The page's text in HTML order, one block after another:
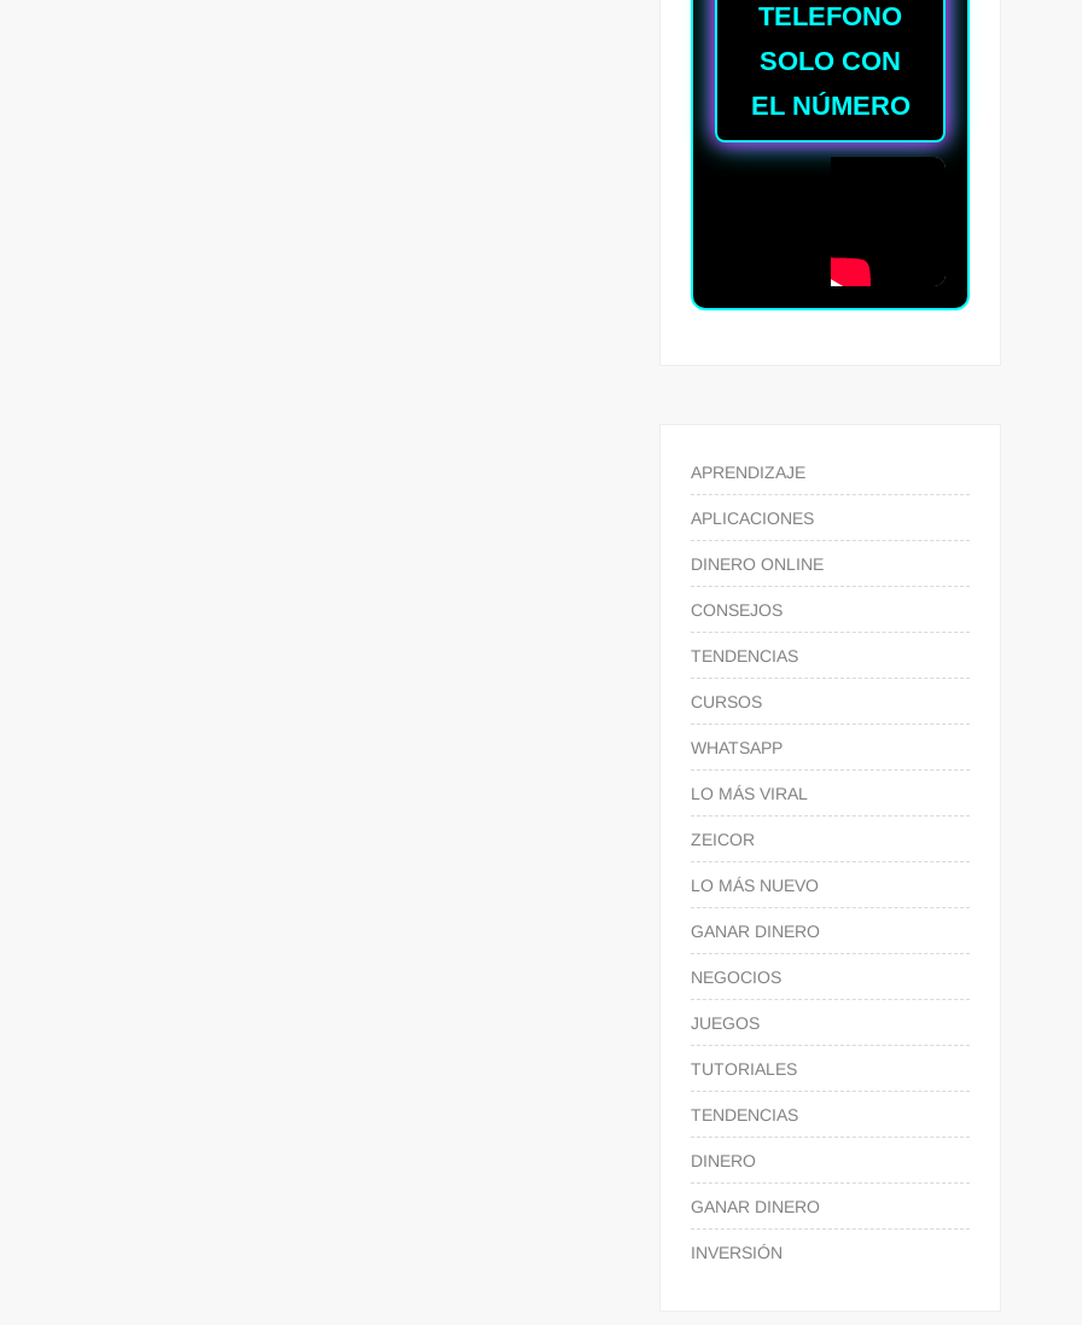
TELEFONO
SOLO CON
EL NÚMERO
APRENDIZAJE
APLICACIONES
DINERO ONLINE
CONSEJOS
TENDENCIAS
CURSOS
WHATSAPP
LO MÁS VIRAL
ZEICOR
LO MÁS NUEVO
GANAR DINERO
NEGOCIOS
JUEGOS
TUTORIALES
TENDENCIAS
DINERO
GANAR DINERO
INVERSIÓN